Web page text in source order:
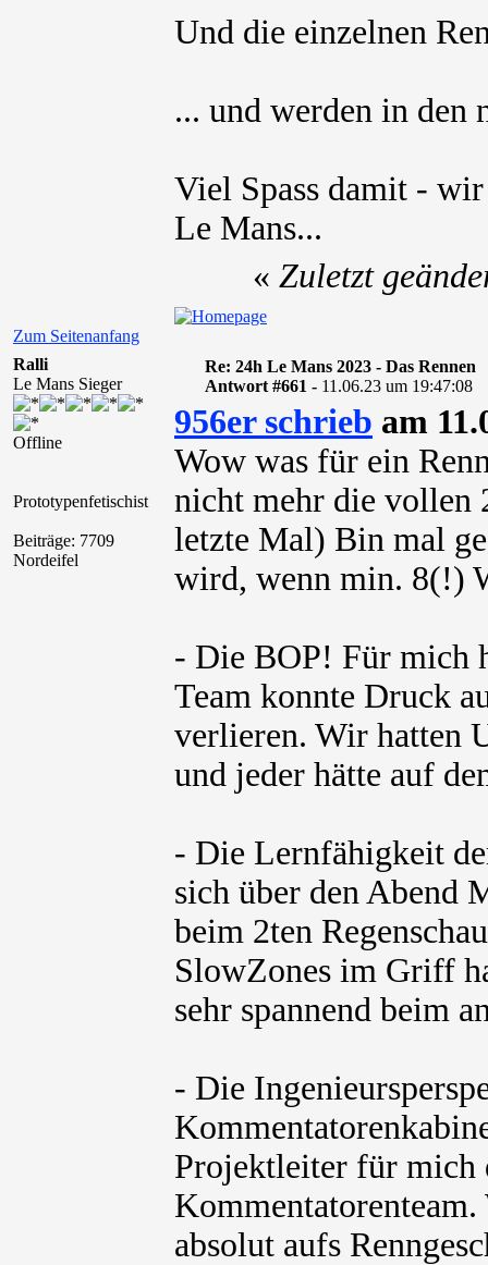
Und die einzelnen
... und werden in den
Viel Spass damit -
Le Mans...
Zum Seitenanfang
« Zuletzt
Ralli
Le Mans Sieger
Offline
Prototypenfetischist
Beiträge: 7709
Nordeifel
Re: 24h Le Mans 2023 - Das Rennen
Antwort #661 - 11.06.23 um 19:47:08
956er schrieb am
Wow was für ein
nicht mehr die vollen
letzte Mal) Bin mal
wird, wenn min. 8(!)
- Die BOP! Für mich
Team konnte Druck
verlieren. Wir hatten
und jeder hätte auf
- Die Lernfähigkeit
sich über den Abend
beim 2ten
SlowZones im Griff
sehr spannend beim
- Die
Projektleiter für mich
absolut aufs